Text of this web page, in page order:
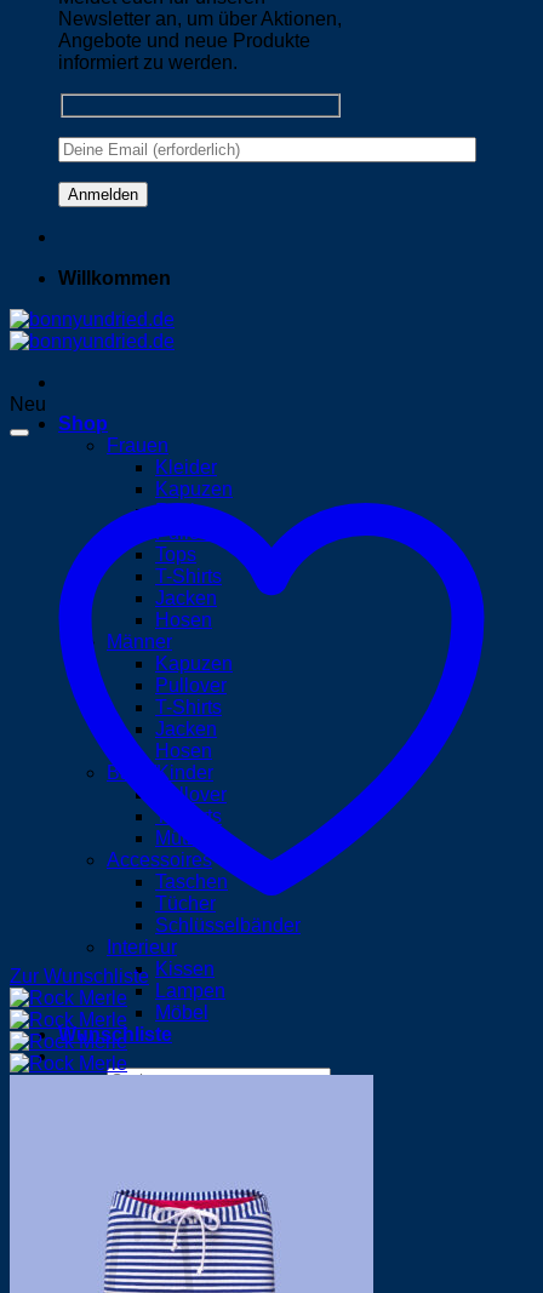
Newsletter an, um über Aktionen,
Angebote und neue Produkte
informiert zu werden.
Please leave this field empty.
Willkommen
Shop
Frauen
Kleider
Kapuzen
Röcke
Pullover
Tops
T-Shirts
Jacken
Hosen
Männer
Kapuzen
Pullover
T-Shirts
Jacken
Hosen
Baby/Kinder
Pullover
T-Shirts
Mützen
Accessoires
Taschen
Tücher
Schlüsselbänder
Interieur
Kissen
Lampen
Möbel
Wunschliste
Suchen
Warenkorb /0,00€ 0
Neu
Zur Wunschliste